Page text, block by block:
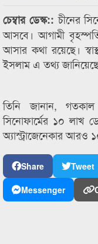
চেম্বার ডেস্ক::চীনের
আসবে। আগামী
আসার কথা রয়েছে।
ইসলাম এ তথ্য
তিনি জানান,
সিনোফার্মের ১০ লাখ
অ্যাস্ট্রাজেনেকার
Share Tweet
Messenger